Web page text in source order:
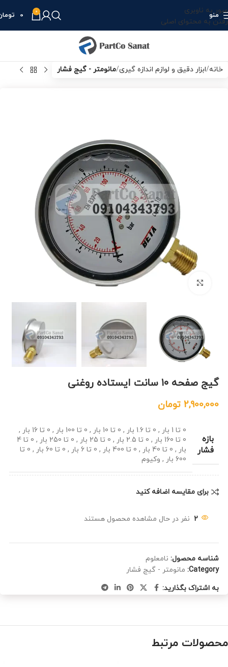
عبور به ناوبری
رفتن به محتوای اصلی
منو 0
0
خانه ابزار دقیق و لوازم اندازه گیری مانومتر - گیج فشار
گیج صفحه ۱۰ سانت ایستاده روغنی
2,900,000 تومان
بازه
فشار
0 تا 1 بار , 0 تا 1.6 بار , 0 تا 10 بار , 0 تا 100 بار , 0 تا 16 بار
,
0 تا 160 بار
, 0 تا 2.5 بار , 0 تا 25 بار , 0 تا 250 بار ,
0 تا 4
بار , 0 تا 40 بار , 0 تا 400 بار , 0 تا 6 بار , 0 تا 60 بار ,
0 تا
600 بار
, وکیوم
برای مقایسه اضافه کنید
2 نفر در حال مشاهده محصول هستند
شناسه محصول: نامعلوم
Category: مانومتر - گیج فشار
به اشتراک بگذارید:
محصولات مرتبط